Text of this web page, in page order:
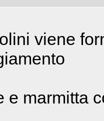
viene
e marmitta